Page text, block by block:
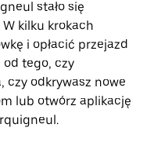
stało się
kilku krokach
i opłacić przejazd
tego, czy
czy odkrywasz nowe
lub otwórz aplikację